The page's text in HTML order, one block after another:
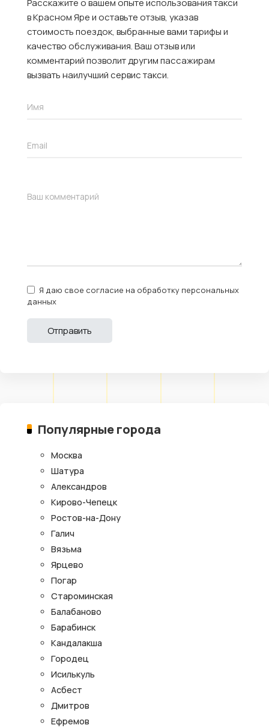
Расскажите о вашем опыте использования такси
в Красном Яре и оставьте отзыв, указав
стоимость поездок, выбранные вами тарифы и
качество обслуживания. Ваш отзыв или
комментарий позволит другим пассажирам
вызвать наилучший сервис такси.
Я даю свое согласие на обработку персональных
данных
Популярные города
Москва
Шатура
Александров
Кирово-Чепецк
Ростов-на-Дону
Галич
Вязьма
Ярцево
Погар
Староминская
Балабаново
Барабинск
Кандалакша
Городец
Исилькуль
Асбест
Дмитров
Ефремов